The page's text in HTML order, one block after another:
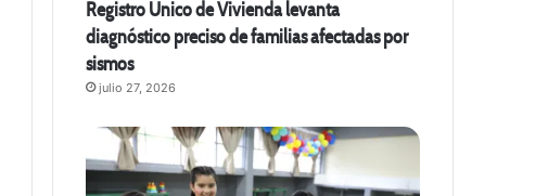
Registro Único de Vivienda levanta
diagnóstico preciso de familias afectadas por
sismos
julio 27, 2026